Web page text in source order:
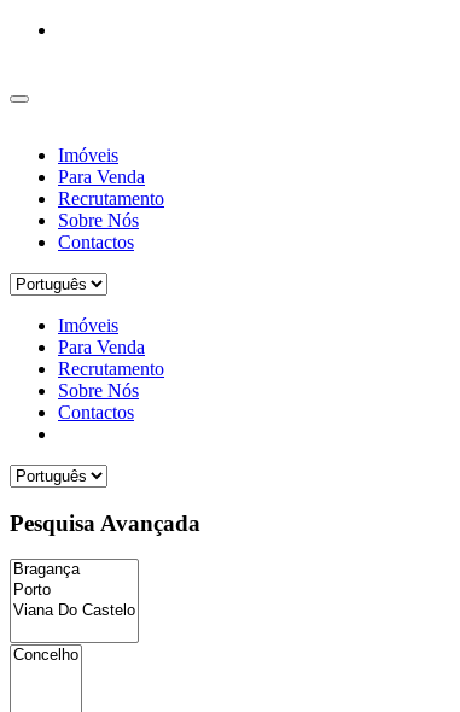
Imóveis
Para Venda
Recrutamento
Sobre Nós
Contactos
Imóveis
Para Venda
Recrutamento
Sobre Nós
Contactos
Pesquisa Avançada